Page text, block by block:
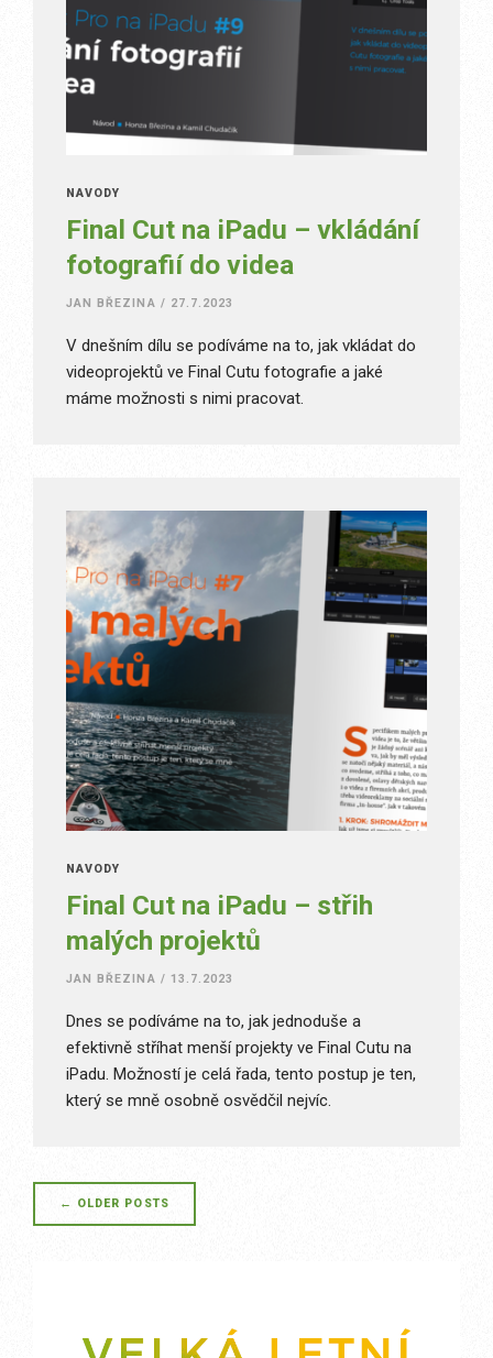
NÁVODY
Final Cut na iPadu – vkládání
fotografií do videa
JAN BŘEZINA / 27.7.2023
V dnešním dílu se podíváme na to, jak vkládat do
videoprojektů ve Final Cutu fotografie a jaké
máme možnosti s nimi pracovat.
NÁVODY
Final Cut na iPadu – střih
malých projektů
JAN BŘEZINA / 13.7.2023
Dnes se podíváme na to, jak jednoduše a
efektivně stříhat menší projekty ve Final Cutu na
iPadu. Možností je celá řada, tento postup je ten,
který se mně osobně osvědčil nejvíc.
Posts
← OLDER POSTS